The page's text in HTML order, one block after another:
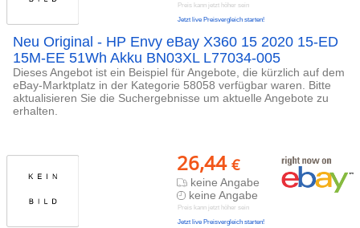
Preis kann jetzt höher sein
Jetzt live Preisvergleich starten!
Neu Original - HP Envy eBay X360 15 2020 15-ED
15M-EE 51Wh Akku BN03XL L77034-005
Dieses Angebot ist ein Beispiel für Angebote, die kürzlich auf dem
eBay-Marktplatz in der Kategorie 58058 verfügbar waren. Bitte
aktualisieren Sie die Suchergebnisse um aktuelle Angebote zu
erhalten.
26,44 €
keine Angabe
keine Angabe
Preis kann jetzt höher sein
Jetzt live Preisvergleich starten!